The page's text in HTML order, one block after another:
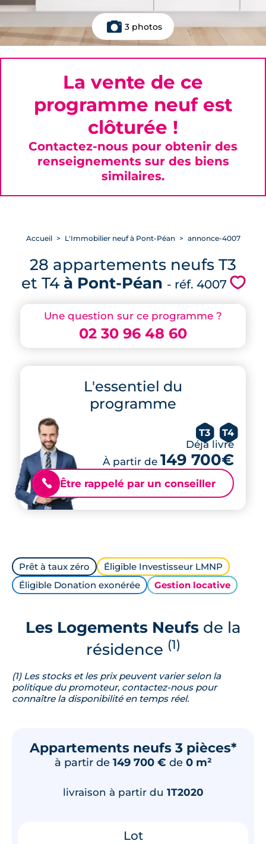
3 photos
Une question sur ce programme ?
02 30 96 48 60
L'essentiel du
programme
T3 T4
Déjà livré
À partir de 149 700€
📞 Être rappelé par un conseiller
Accueil L'Immobilier neuf à Pont-Péan annonce-4007
28 appartements neufs T3
et T4 à Pont-Péan - réf. 4007 💗
La vente de ce
programme neuf est
clôturée !
Contactez-nous pour obtenir des
renseignements sur des biens
similaires.
Prêt à taux zéro
Éligible Investisseur LMNP
Éligible Donation exonérée
Gestion locative
Les Logements Neufsde la
résidence (1)
(1) Les stocks et les prix peuvent varier selon la
politique du promoteur, contactez-nous pour
connaître la disponibilité en temps réel.
Appartements neufs 3 pièces*
à partir de 149 700 € de 0 m²
livraison à partir du 1T2020
Lot